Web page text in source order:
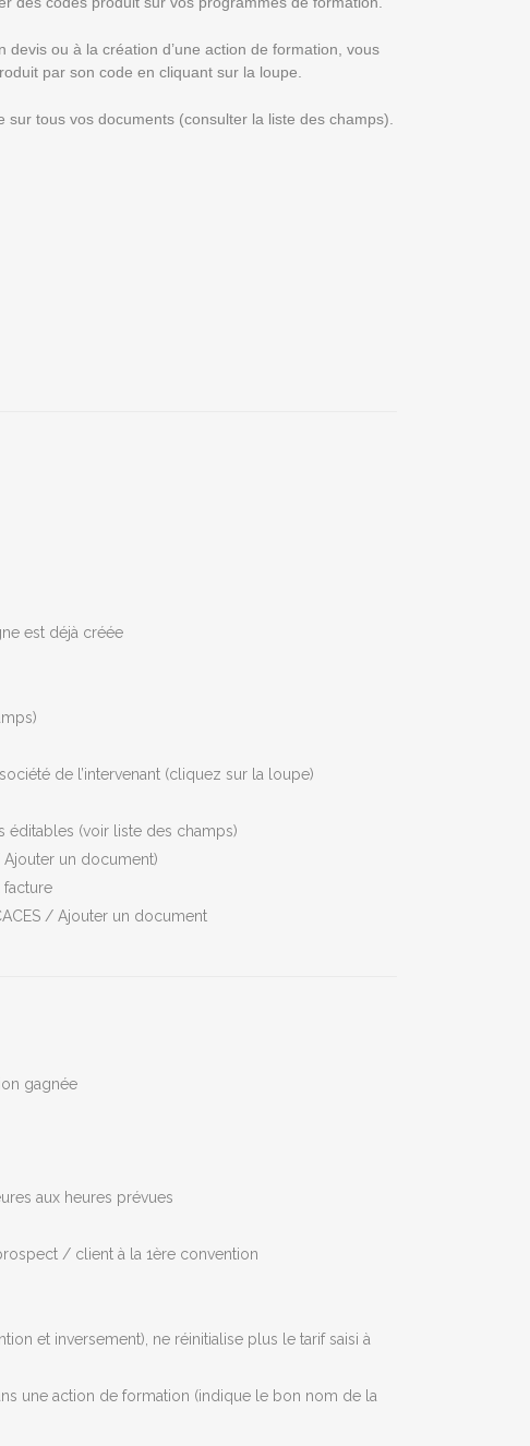
devis ou à la création d’une action de formation, vous
par son code en cliquant sur la loupe.
sur tous vos documents (consulter la liste des champs).
est déjà créée
de l’intervenant (cliquez sur la loupe)
éditables (voir liste des champs)
un document)
facture
/ Ajouter un document
gagnée
aux heures prévues
/ client à la 1ère convention
et inversement), ne réinitialise plus le tarif saisi à
une action de formation (indique le bon nom de la